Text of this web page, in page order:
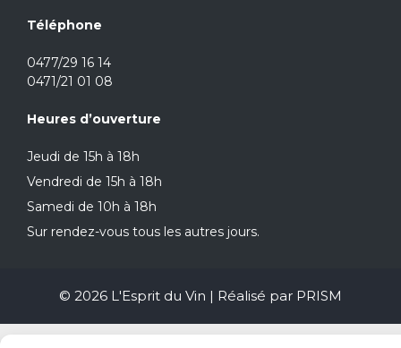
Téléphone
0477/29 16 14
0471/21 01 08
Heures d’ouverture
Jeudi de 15h à 18h
Vendredi de 15h à 18h
Samedi de 10h à 18h
Sur rendez-vous tous les autres jours.
© 2026 L'Esprit du Vin | Réalisé par PRISM